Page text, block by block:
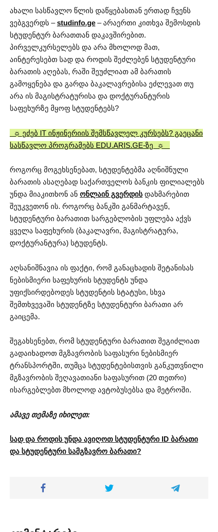
ახალი სასწავლო წლის დაწყებასთან ერთად ჩვენს
ვებგვერდს –studinfo.ge – არაერთი კითხვა შემოსდის
სტუდენტურ ბარათთან დაკავშირებით.
პირველკურსელებს და არა მხოლოდ მათ,
აინტერესებთ სად და როდის შეძლებენ სტუდენტური
ბარათის აღებას, რაში შეუძლიათ ამ ბარათის
გამოყენება და გარდა ბაკალავრებისა ეძლევათ თუ
არა ის მაგისტრატურისა და დოქტურანტურის
საფეხურზე მყოფ სტუდენტებს?
☼ ეძებ IT ინჟინერიის შემსწავლელ კურსებს? გაეცანი
სასწავლო პროგრამებს EDU.ARIS.GE-ზე ☼
როგორც მოგეხსენებათ, სტუდენტებმა აღნიშნული
ბარათის ასაღებად საქართველოს ბანკის ფილიალებს
უნდა მიაკითხონ ან ონლაინ გვერდის დახმარებით
შეუკვეთონ ის. როგორც ბანკში განმარტავენ,
სტუდენტური ბარათით სარგებლობის უფლება აქვს
ყველა საფეხურის (ბაკალავრი, მაგისტრატურა,
დოქტურანტურა) სტუდენტს.
აღსანიშნავია ის ფაქტი, რომ განაცხადის შეტანისას
ნებისმიერი საფეხურის სტუდენტს უნდა
უფიქსირდებოდეს სტუდენტის სტატუსი, სხვა
შემთხვევაში სტუდენტზე სტუდენტური ბარათი არ
გაიცემა.
შეგახსენებთ, რომ სტუდენტური ბარათით შეგიძლიათ
გადაიხადოთ მგზავრობის საფასური ნებისმიერ
ტრანსპორტში, თუმცა სტუდენტებისთვის განკუთვნილი
მგზავრობის შეღავათიანი საფასურით (20 თეთრი)
ისარგებლებთ მხოლოდ ავტობუსებსა და მეტროში.
ამავე თემაზე იხილეთ:
სად და როდის უნდა ავიღოთ სტუდენტური ID ბარათი
და სტუდენტური სამგზავრო ბარათი?